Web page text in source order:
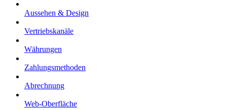
Aussehen & Design
Vertriebskanäle
Währungen
Zahlungsmethoden
Abrechnung
Web-Oberfläche